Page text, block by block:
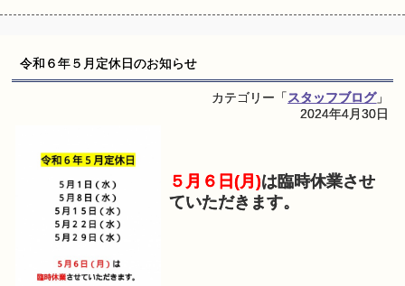
令和６年５月定休日のお知らせ
カテゴリー「スタッフブログ」
2024年4月30日
５月６日(月)は臨時休業させ
ていただきます。